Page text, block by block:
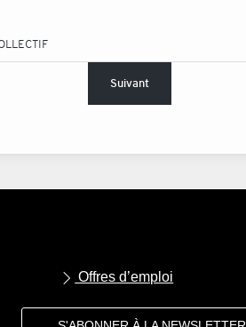
Suivant
Offres d’emploi